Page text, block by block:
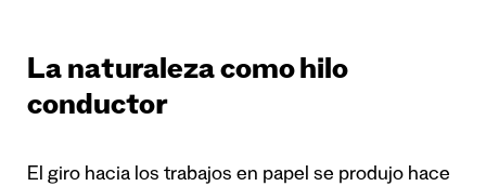
La naturaleza como hilo
conductor
El giro hacia los trabajos en papel se produjo hace